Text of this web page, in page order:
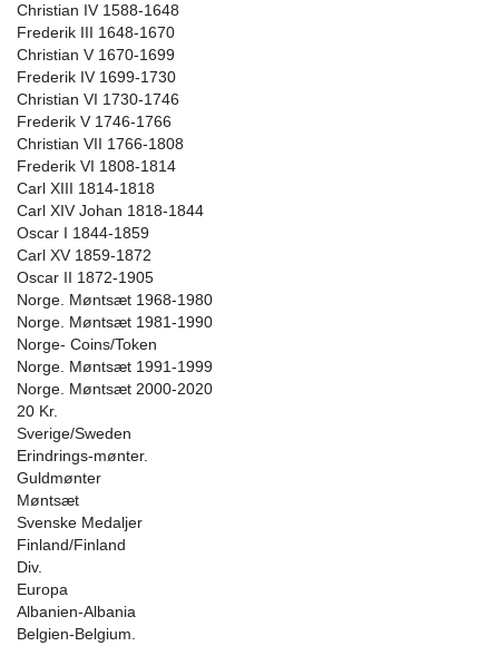
Christian IV 1588-1648
Frederik III 1648-1670
Christian V 1670-1699
Frederik IV 1699-1730
Christian VI 1730-1746
Frederik V 1746-1766
Christian VII 1766-1808
Frederik VI 1808-1814
Carl XIII 1814-1818
Carl XIV Johan 1818-1844
Oscar I 1844-1859
Carl XV 1859-1872
Oscar II 1872-1905
Norge. Møntsæt 1968-1980
Norge. Møntsæt 1981-1990
Norge- Coins/Token
Norge. Møntsæt 1991-1999
Norge. Møntsæt 2000-2020
20 Kr.
Sverige/Sweden
Erindrings-mønter.
Guldmønter
Møntsæt
Svenske Medaljer
Finland/Finland
Div.
Europa
Albanien-Albania
Belgien-Belgium.